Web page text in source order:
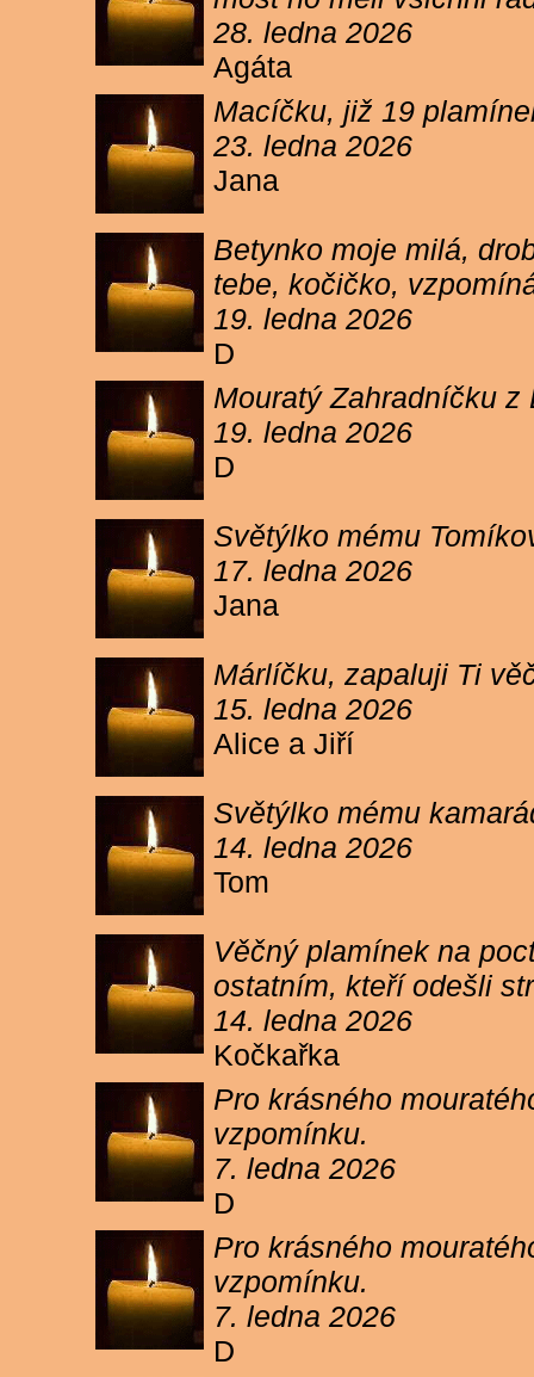
28. ledna 2026
Agáta
Macíčku, již 19
23. ledna 2026
Jana
Betynko moje milá,
tebe, kočičko,
19. ledna 2026
D
Mouratý Zahradníčku
19. ledna 2026
D
Světýlko mému
17. ledna 2026
Jana
Márlíčku, zapaluji Ti
15. ledna 2026
Alice a Jiří
Světýlko mému
14. ledna 2026
Tom
Věčný plamínek na
ostatním, kteří odešli
14. ledna 2026
Kočkařka
Pro krásného
vzpomínku.
7. ledna 2026
D
Pro krásného
vzpomínku.
7. ledna 2026
D